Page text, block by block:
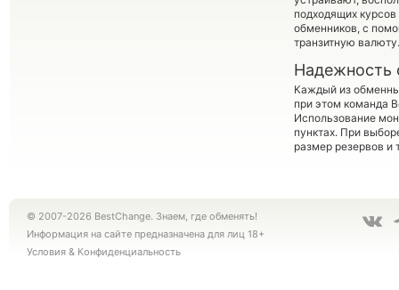
подходящих
обменников, с
транзитную валюту.
Надежность
Каждый из
при этом команда
Использование
пунктах. При
размер резервов и
© 2007-2026 BestChange. Знаем, где обменять!
Информация на сайте предназначена для лиц 18+
Условия & Конфиденциальность